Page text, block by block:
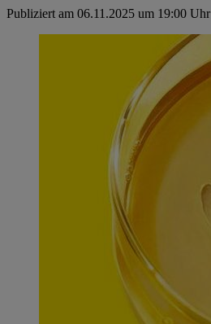
Publiziert am 06.11.2025 um 19:00 Uhr